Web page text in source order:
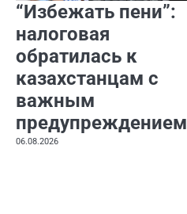
“Избежать пени”:
налоговая
обратилась к
казахстанцам с
важным
предупреждением
06.08.2026